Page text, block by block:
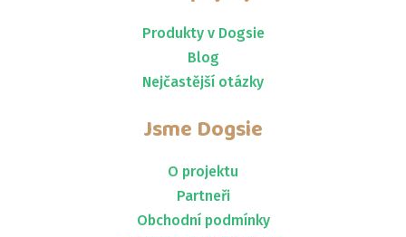
Produkty v Dogsie
Blog
Nejčastější otázky
Jsme Dogsie
O projektu
Partneři
Obchodní podmínky